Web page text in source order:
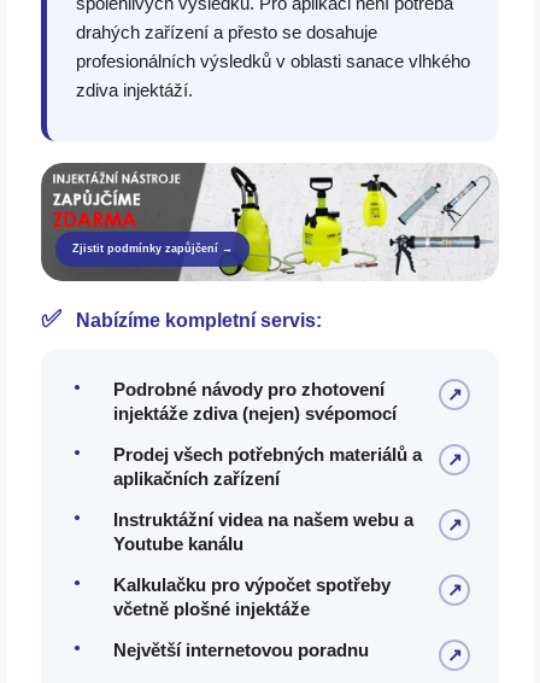
drahých zařízení a přesto se dosahuje
profesionálních výsledků v oblasti sanace vlhkého
zdiva injektáží.
Zjistit podmínky zapůjčení →
✅ Nabízíme kompletní servis:
Podrobné návody pro zhotovení
injektáže zdiva (nejen) svépomocí
↗
Prodej všech potřebných materiálů a
aplikačních zařízení
↗
Instruktážní videa na našem webu a
Youtube kanálu
↗
Kalkulačku pro výpočet spotřeby
včetně plošné injektáže
↗
Největší internetovou poradnu ↗